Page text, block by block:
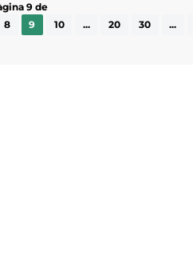
9 de
8 9 10 ... 20 30 ...